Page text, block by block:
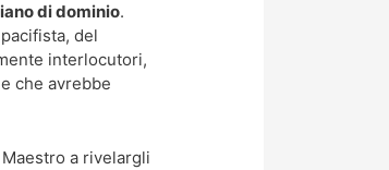
di dominio.
del
interlocutori,
che avrebbe
a rivelargli